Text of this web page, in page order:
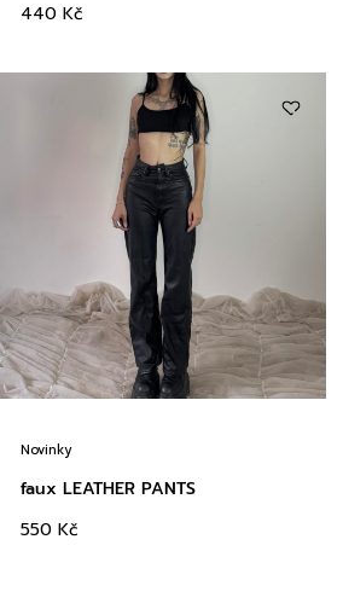
440 Kč
Novinky
faux LEATHER PANTS
550 Kč